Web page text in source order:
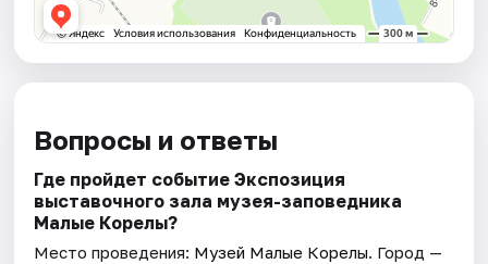
Вопросы и ответы
Где пройдет событие Экспозиция
выставочного зала музея-заповедника
Малые Корелы?
Место проведения: Музей Малые Корелы. Город —